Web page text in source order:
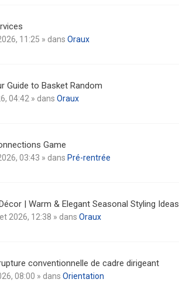
11:25 » dans Oraux
Guide to Basket Random
04:42 » dans Oraux
Game
03:43 » dans Pré-rentrée
| Warm & Elegant Seasonal Styling Ideas
2026, 12:38 » dans Oraux
conventionnelle de cadre dirigeant
08:00 » dans Orientation